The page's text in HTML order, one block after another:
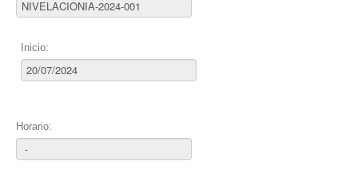
Inicio:
Horario: